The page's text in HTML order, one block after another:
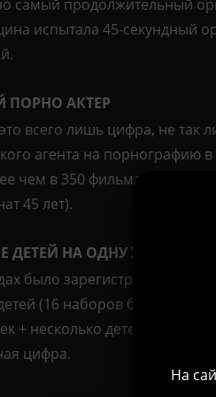
На
самый продолжительный
испытала 45-секундный
ПОРНО АКТЕР
всего лишь цифра, не так
агента на порнографию
чем в 350 фильмах для
45 лет).
ДЕТЕЙ НА ОДНУ ЖЕНЩИНУ
было зарегистрировано,
(16 наборов
+ несколько детей,
цифра.